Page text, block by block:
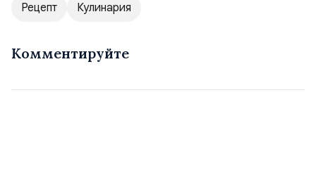
Рецепт Кулинария
Комментируйте